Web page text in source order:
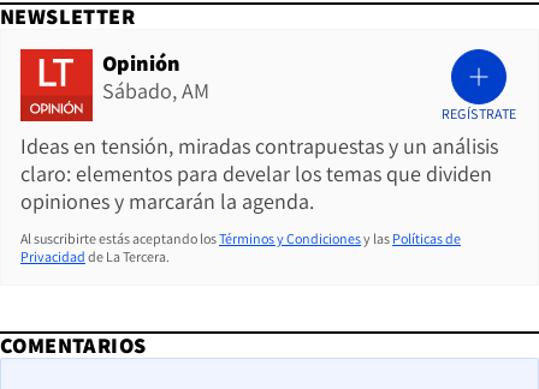
NEWSLETTER
Opinión
Sábado, AM
Ideas en tensión, miradas contrapuestas y un análisis
claro: elementos para develar los temas que dividen
opiniones y marcarán la agenda.
REGÍSTRATE
Al suscribirte estás aceptando losTérminos y Condicionesy las Políticas de
Privacidad de La Tercera.
COMENTARIOS